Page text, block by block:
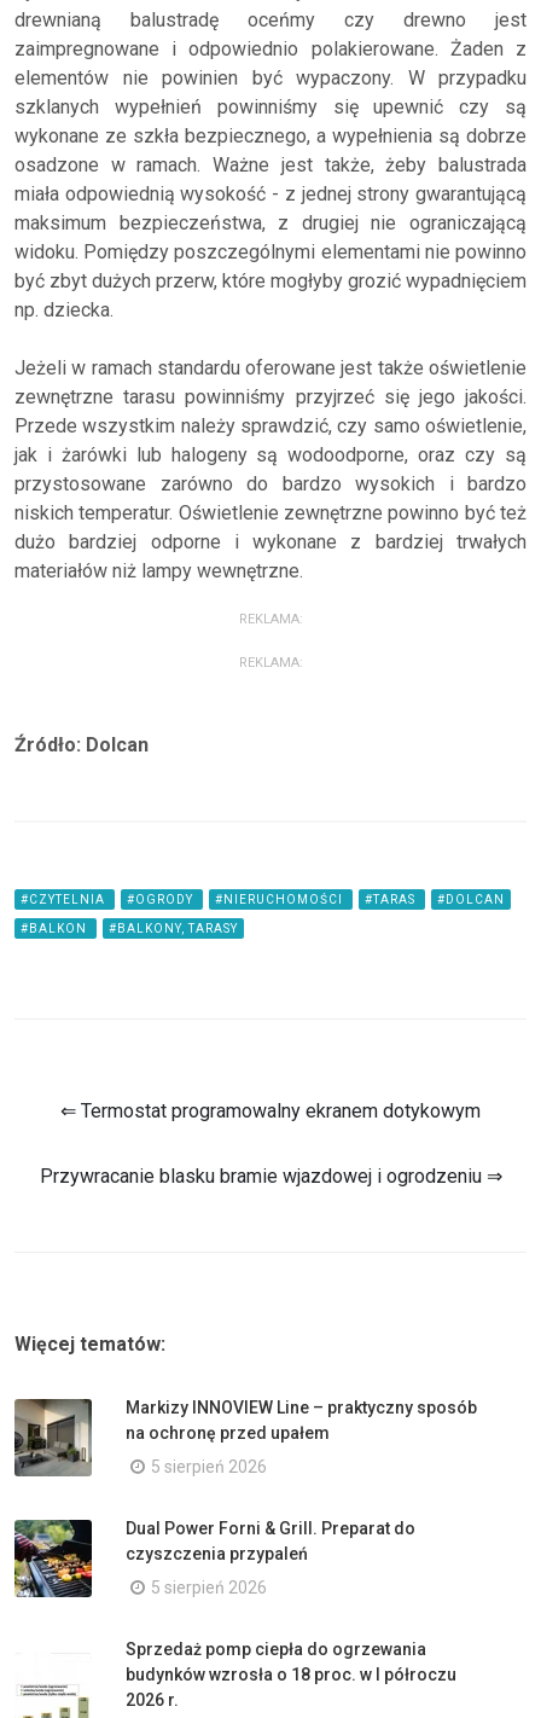
drewnianą balustradę oceńmy czy drewno jest
zaimpregnowane i odpowiednio polakierowane. Żaden z
elementów nie powinien być wypaczony. W przypadku
szklanych wypełnień powinniśmy się upewnić czy są
wykonane ze szkła bezpiecznego, a wypełnienia są dobrze
osadzone w ramach. Ważne jest także, żeby balustrada
miała odpowiednią wysokość - z jednej strony gwarantującą
maksimum bezpieczeństwa, z drugiej nie ograniczającą
widoku. Pomiędzy poszczególnymi elementami nie powinno
być zbyt dużych przerw, które mogłyby grozić wypadnięciem
np. dziecka.
Jeżeli w ramach standardu oferowane jest także oświetlenie
zewnętrzne tarasu powinniśmy przyjrzeć się jego jakości.
Przede wszystkim należy sprawdzić, czy samo oświetlenie,
jak i żarówki lub halogeny są wodoodporne, oraz czy są
przystosowane zarówno do bardzo wysokich i bardzo
niskich temperatur. Oświetlenie zewnętrzne powinno być też
dużo bardziej odporne i wykonane z bardziej trwałych
materiałów niż lampy wewnętrzne.
REKLAMA:
REKLAMA:
Źródło: Dolcan
#CZYTELNIA #OGRODY #NIERUCHOMOŚCI #TARAS #DOLCAN
#BALKON #BALKONY, TARASY
⇐ Termostat programowalny ekranem dotykowym
Przywracanie blasku bramie wjazdowej i ogrodzeniu ⇒
Więcej tematów:
Markizy INNOVIEW Line – praktyczny sposób
na ochronę przed upałem
5 sierpień 2026
Dual Power Forni & Grill. Preparat do
czyszczenia przypaleń
5 sierpień 2026
Sprzedaż pomp ciepła do ogrzewania
budynków wzrosła o 18 proc. w I półroczu
2026 r.